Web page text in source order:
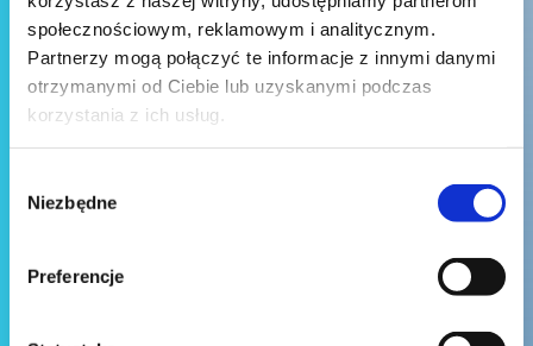
społecznościowym, reklamowym i analitycznym.
Partnerzy mogą połączyć te informacje z innymi danymi
otrzymanymi od Ciebie lub uzyskanymi podczas
korzystania z ich usług.
zgody
Niezbędne
Preferencje
Wyślij wiadomość